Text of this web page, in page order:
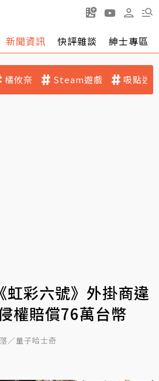
新聞資訊 快評雜談 紳士專區
橘攸奈 Steam遊戲 吸點迷
彩六號》外掛商違
權賠償76萬台幣
／量子哈士奇